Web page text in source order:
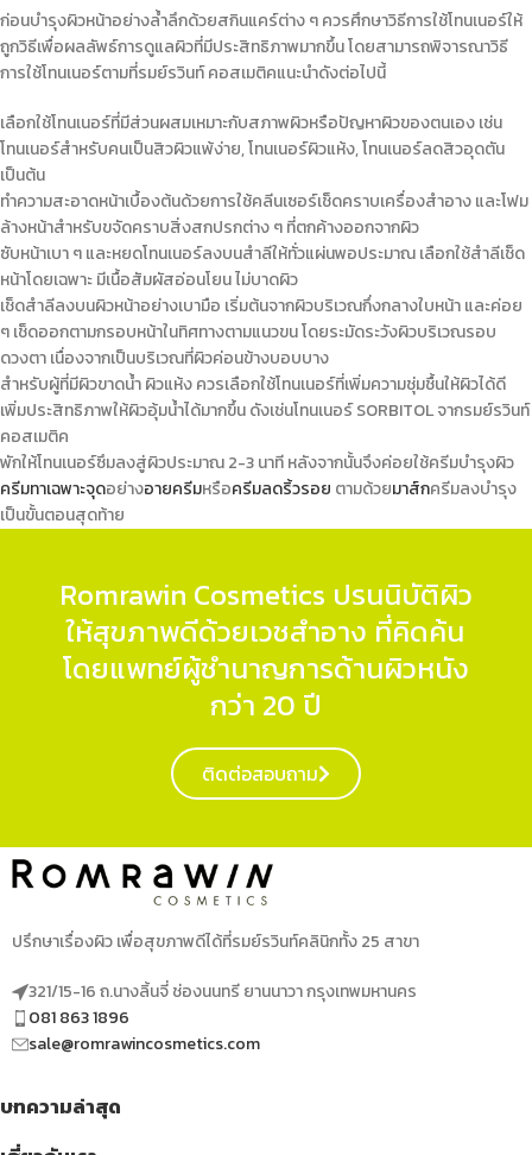
ก่อนบำรุงผิวหน้าอย่างล้ำลึกด้วยสกินแคร์ต่าง ๆ ควรศึกษาวิธีการใช้โทนเนอร์ให้
ถูกวิธีเพื่อผลลัพธ์การดูแลผิวที่มีประสิทธิภาพมากขึ้น โดยสามารถพิจารณาวิธี
การใช้โทนเนอร์ตามที่รมย์รวินท์ คอสเมติคแนะนำดังต่อไปนี้
เลือกใช้โทนเนอร์ที่มีส่วนผสมเหมาะกับสภาพผิวหรือปัญหาผิวของตนเอง เช่น
โทนเนอร์สำหรับคนเป็นสิวผิวแพ้ง่าย, โทนเนอร์ผิวแห้ง, โทนเนอร์ลดสิวอุดตัน
เป็นต้น
ทำความสะอาดหน้าเบื้องต้นด้วยการใช้คลีนเซอร์เช็ดคราบเครื่องสำอาง และโฟม
ล้างหน้าสำหรับขจัดคราบสิ่งสกปรกต่าง ๆ ที่ตกค้างออกจากผิว
ซับหน้าเบา ๆ และหยดโทนเนอร์ลงบนสำลีให้ทั่วแผ่นพอประมาณ เลือกใช้สำลีเช็ด
หน้าโดยเฉพาะ มีเนื้อสัมผัสอ่อนโยน ไม่บาดผิว
เช็ดสำลีลงบนผิวหน้าอย่างเบามือ เริ่มต้นจากผิวบริเวณกึ่งกลางใบหน้า และค่อย
ๆ เช็ดออกตามกรอบหน้าในทิศทางตามแนวขน โดยระมัดระวังผิวบริเวณรอบ
ดวงตา เนื่องจากเป็นบริเวณที่ผิวค่อนข้างบอบบาง
สำหรับผู้ที่มีผิวขาดน้ำ ผิวแห้ง ควรเลือกใช้โทนเนอร์ที่เพิ่มความชุ่มชื้นให้ผิวได้ดี
เพิ่มประสิทธิภาพให้ผิวอุ้มน้ำได้มากขึ้น ดังเช่นโทนเนอร์ SORBITOL จากรมย์รวินท์
คอสเมติค
พักให้โทนเนอร์ซึมลงสู่ผิวประมาณ 2-3 นาที หลังจากนั้นจึงค่อยใช้ครีมบำรุงผิว
ครีมทาเฉพาะจุดอย่างอายครีมหรือครีมลดริ้วรอย ตามด้วยมาส์กครีมลงบำรุง
เป็นขั้นตอนสุดท้าย
Romrawin Cosmetics ปรนนิบัติผิว
ให้สุขภาพดีด้วยเวชสำอาง ที่คิดค้น
โดยแพทย์ผู้ชำนาญการด้านผิวหนัง
กว่า 20 ปี
ติดต่อสอบถาม
ปรึกษาเรื่องผิว เพื่อสุขภาพดีได้ที่รมย์รวินท์คลินิกทั้ง 25 สาขา
321/15-16 ถ.นางลิ้นจี่ ช่องนนทรี ยานนาวา กรุงเทพมหานคร
081 863 1896
sale@romrawincosmetics.com
บทความล่าสุด